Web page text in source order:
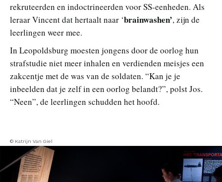
rekruteerden en indoctrineerden voor SS‑eenheden. Als
leraar Vincent dat hertaalt naar ‘brainwashen’, zijn de
leerlingen weer mee.
In Leopoldsburg moesten jongens door de oorlog hun
strafstudie niet meer inhalen en verdienden meisjes een
zakcentje met de was van de soldaten. “Kan je je
inbeelden dat je zelf in een oorlog belandt?”, polst Jos.
“Neen”, de leerlingen schudden het hoofd.
© Katrijn Van Giel